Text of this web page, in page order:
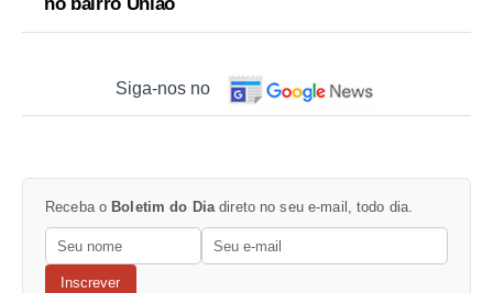
Siga-nos no
Receba o Boletim do Dia direto no seu e-mail, todo dia.
Inscrever